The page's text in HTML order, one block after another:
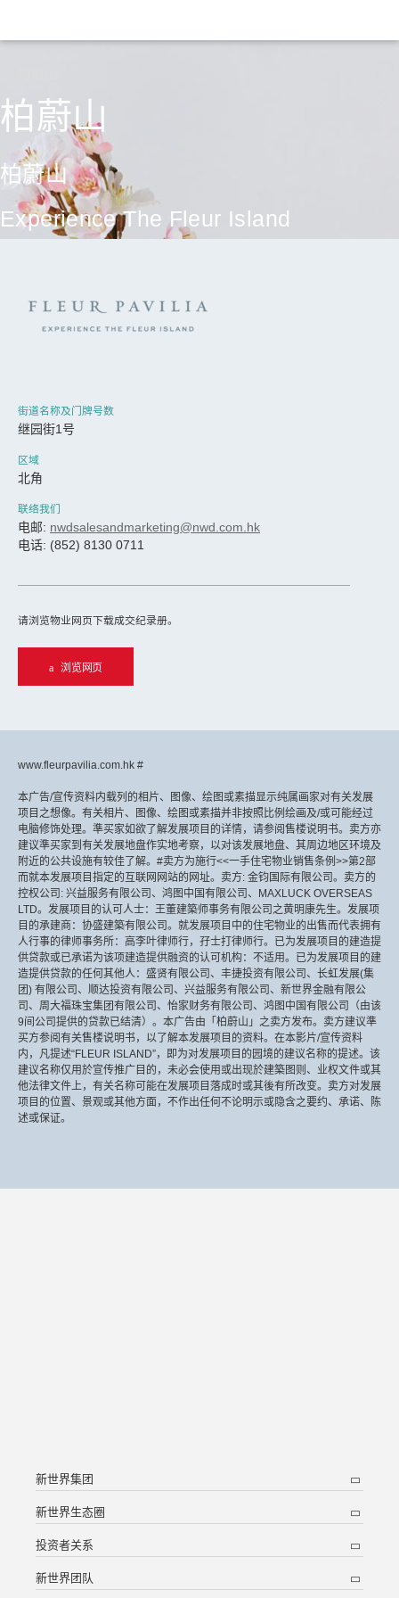
柏蔚山
柏蔚山
Experience The Fleur Island
街道名称及门牌号数
继园街1号
区域
北角
联络我们
电邮: nwdsalesandmarketing@nwd.com.hk
电话: (852) 8130 0711
请浏览物业网页下载成交纪录册。
浏览网页
www.fleurpavilia.com.hk #
本广告/宣传资料内载列的相片、图像、绘图或素描显示纯属画家对有关发展
项目之想像。有关相片、图像、绘图或素描并非按照比例绘画及/或可能经过
电脑修饰处理。準买家如欲了解发展项目的详情，请参阅售楼说明书。卖方亦
建议準买家到有关发展地盘作实地考察，以对该发展地盘、其周边地区环境及
附近的公共设施有较佳了解。#卖方为施行<<一手住宅物业销售条例>>第2部
而就本发展项目指定的互联网网站的网址。卖方: 金钧国际有限公司。卖方的
控权公司: 兴益服务有限公司、鸿图中国有限公司、MAXLUCK OVERSEAS
LTD。发展项目的认可人士：王董建築师事务有限公司之黄明康先生。发展项
目的承建商：协盛建築有限公司。就发展项目中的住宅物业的出售而代表拥有
人行事的律师事务所：高李叶律师行，孖士打律师行。已为发展项目的建造提
供贷款或已承诺为该项建造提供融资的认可机构：不适用。已为发展项目的建
造提供贷款的任何其他人：盛贤有限公司、丰捷投资有限公司、长虹发展(集
团) 有限公司、顺达投资有限公司、兴益服务有限公司、新世界金融有限公
司、周大福珠宝集团有限公司、怡家财务有限公司、鸿图中国有限公司（由该
9间公司提供的贷款已结清）。本广告由「柏蔚山」之卖方发布。卖方建议準
买方参阅有关售楼说明书，以了解本发展项目的资料。在本影片/宣传资料
内，凡提述“FLEUR ISLAND”，即为对发展项目的园境的建议名称的提述。该
建议名称仅用於宣传推广目的，未必会使用或出现於建築图则、业权文件或其
他法律文件上，有关名称可能在发展项目落成时或其後有所改变。卖方对发展
项目的位置、景观或其他方面，不作出任何不论明示或隐含之要约、承诺、陈
述或保证。
新世界集团
新世界生态圈
投资者关系
新世界团队